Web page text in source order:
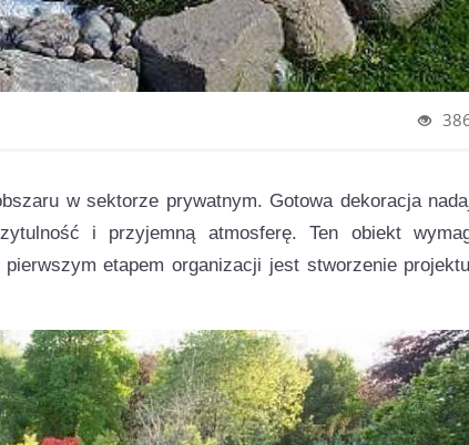
w sektorze prywatnym. Gotowa dekoracja
i przyjemną atmosferę. Ten obiekt
etapem organizacji jest stworzenie